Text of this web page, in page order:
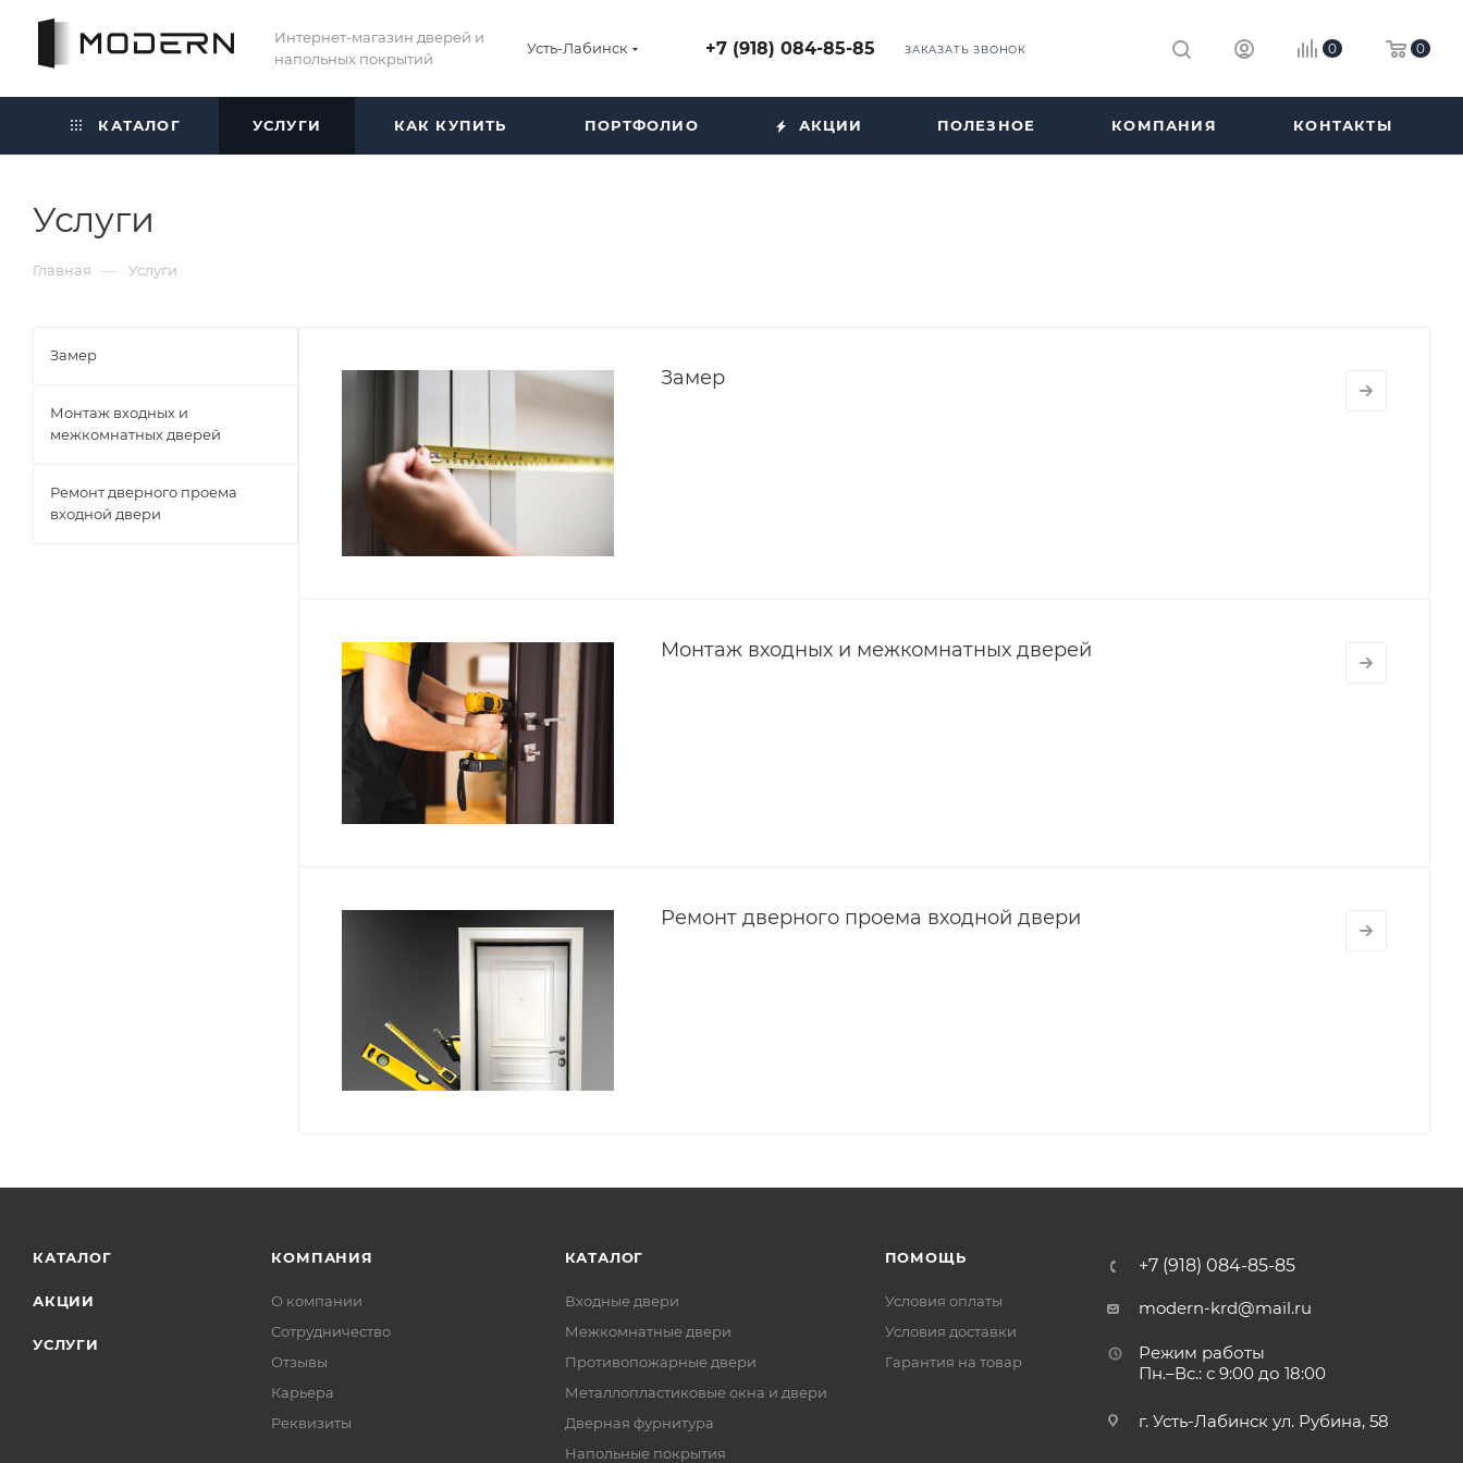
Интернет-магазин дверей и
напольных покрытий
Усть-Лабинск +7 (918) 084-85-85 ЗАКАЗАТЬ ЗВОНОК 0 0
КАТАЛОГ УСЛУГИ КАК КУПИТЬ ПОРТФОЛИО АКЦИИ ПОЛЕЗНОЕ КОМПАНИЯ КОНТАКТЫ
Услуги
Главная — Услуги
Замер
Монтаж входных и межкомнатных дверей
Ремонт дверного проема входной двери
Замер
Монтаж входных и
межкомнатных дверей
Ремонт дверного проема
входной двери
КАТАЛОГ
АКЦИИ
УСЛУГИ
КОМПАНИЯ
О компании
Сотрудничество
Отзывы
Карьера
Реквизиты
КАТАЛОГ
Входные двери
Межкомнатные двери
Противопожарные двери
Металлопластиковые окна и двери
Дверная фурнитура
Напольные покрытия
ПОМОЩЬ
Условия оплаты
Условия доставки
Гарантия на товар
+7 (918) 084-85-85
modern-krd@mail.ru
Режим работы
Пн.–Вс.: с 9:00 до 18:00
г. Усть-Лабинск ул. Рубина, 58